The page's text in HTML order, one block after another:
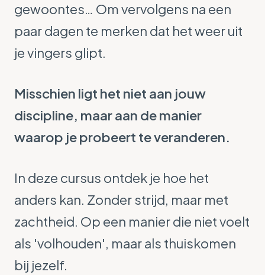
gewoontes… Om vervolgens na een
paar dagen te merken dat het weer uit
je vingers glipt.
Misschien ligt het niet aan jouw
discipline, maar aan de manier
waarop je probeert te veranderen.
In deze cursus ontdek je hoe het
anders kan. Zonder strijd, maar met
zachtheid. Op een manier die niet voelt
als 'volhouden', maar als thuiskomen
bij jezelf.